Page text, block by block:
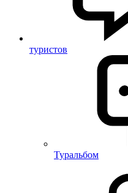
туристов
Туральбом